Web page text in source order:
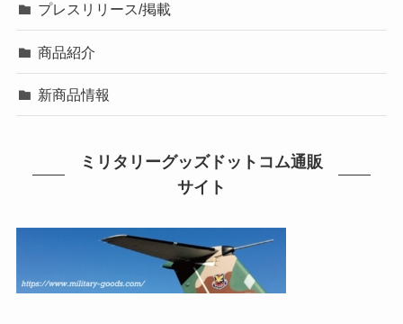
プレスリリース/掲載
商品紹介
新商品情報
ミリタリーグッズドットコム通販
サイト